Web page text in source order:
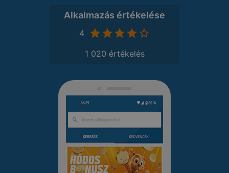
Alkalmazás értékelése
4
1 020 értékelés